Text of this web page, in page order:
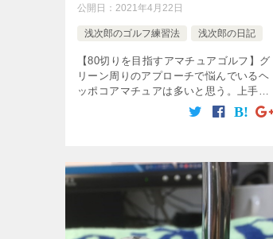
公開日： 2021年4月22日
浅次郎のゴルフ練習法 浅次郎の日記
【80切りを目指すアマチュアゴルフ】グ
リーン周りのアプローチで悩んでいるヘ
ッポコアマチュアは多いと思う。上手く
行く時は行くんだが、ミスるとトップ、
ダフリのオンパレード。これはアドレス